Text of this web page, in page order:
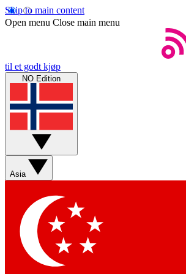
Skip to main content
Open menu Close main menu
til et godt kjøp
NO Edition
Asia